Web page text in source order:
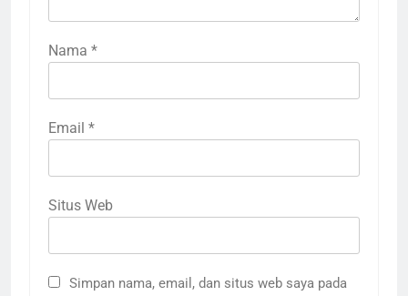
Nama *
Email *
Situs Web
Simpan nama, email, dan situs web saya pada